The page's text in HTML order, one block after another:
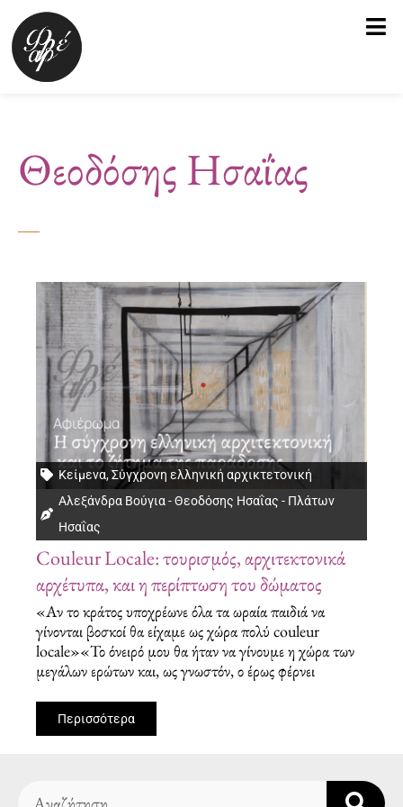
Μετάβαση
στο
περιεχόμενο
Θεοδόσης Ησαΐας
Κείμενα,Σύγχρονη ελληνική αρχικτετονική
Αλεξάνδρα Βούγια - Θεοδόσης Ησαΐας - Πλάτων
Ησαΐας
Couleur Locale: τουρισμός, αρχιτεκτονικά
αρχέτυπα, και η περίπτωση του δώματος
«Αν το κράτος υποχρέωνε όλα τα ωραία παιδιά να
γίνονται βοσκοί θα είχαμε ως χώρα πολύ couleur
locale»«Το όνειρό μου θα ήταν να γίνουμε η χώρα των
μεγάλων ερώτων και, ως γνωστόν, ο έρως φέρνει
Περισσότερα
Search